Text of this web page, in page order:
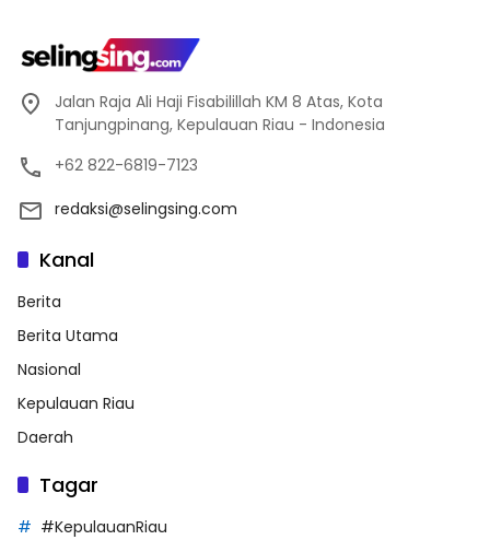
Jalan Raja Ali Haji Fisabilillah KM 8 Atas, Kota
Tanjungpinang, Kepulauan Riau - Indonesia
+62 822-6819-7123
redaksi@selingsing.com
Kanal
Berita
Berita Utama
Nasional
Kepulauan Riau
Daerah
Tagar
#KepulauanRiau